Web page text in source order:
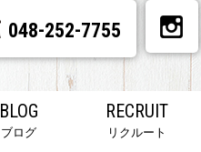
048-252-7755
BLOG
ブログ
RECRUIT
リクルート